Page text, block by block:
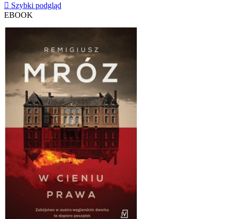
 Szybki podgląd
EBOOK